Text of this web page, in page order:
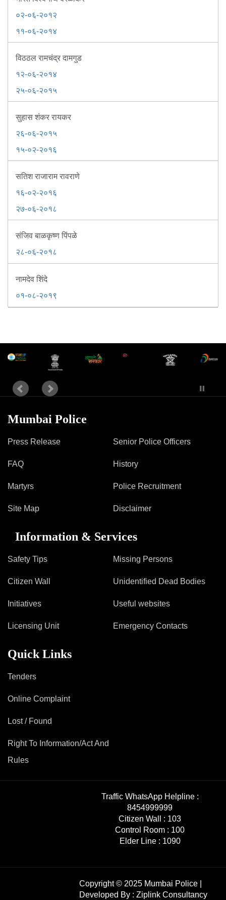
०२-०६-२०१२
११-०६-२०१४
विठठल रामचंद्र दामगुड
१२-०६-२०१४
२५-०६-२०१५
सुहास शंकर रायकर
२६-०६-२०१५
१५-०२-२०१६
सतिश राजाराम रावराणे
१६-०२-२०१६
२७-०६-२०१८
संजिव बाळकृष्ण पिंपळे
२८-०६-२०१८
नामदेव शिंदे
०१-०८-२०१९
Mumbai Police
Press Release
FAQ
Martyrs
Site Map
Senior Police Officers
History
Police Recruitment
Disclaimer
Information & Services
Safety Tips
Citizen Wall
Initiatives
Licensing Unit
Missing Persons
Unidentified Dead Bodies
Useful websites
Emergency Contacts
Quick Links
Tenders
Online Complaint
Lost / Found
Right To Information/Act And
Rules
Traffic WhatsApp Helpline :
8454999999
Citizen Wall : 103
Control Room : 100
Elder Line : 1090
Copyright © 2025 Mumbai Police |
Developed By : Ziplink Consultancy